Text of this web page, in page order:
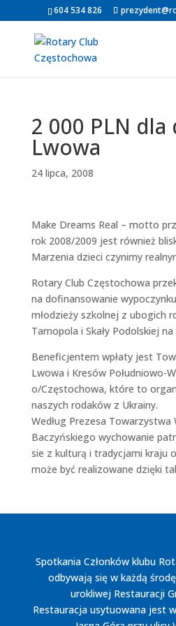
604 534 826
2 000 PLN dla
Lwowa
24 lipca, 2008
Make Dreams Real – motto
rok 2008/2009 jest również
Marzenia dzieci czynimy
Rotary Club Częstochowa
na dofinansowanie
młodzieży szkolnej z ubogich
Tarnopola i Skały Podolskiej na
Beneficjentem wpłaty jest
Lwowa i Kresów Południowo-
o/Częstochowa, które to
naszych rodaków z Ukrainy.
Według Prezesa Towarzystwa
Baczyńskiego wychowanie
sie z kulturą i tradycjami kraju
może być realizowane dzięki
Spotkania Członków klubu
odbywają się w każdą
urokliwej Restauracji
Restauracja usytuowana jest